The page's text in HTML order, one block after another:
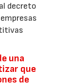
decreto
una
que
de